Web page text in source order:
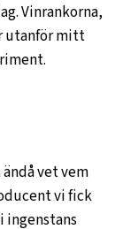
Vinrankorna,
utanför mitt
vet vem
vi fick
ingenstans